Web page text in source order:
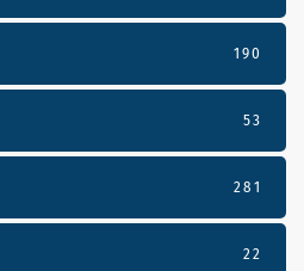
190
53
281
22